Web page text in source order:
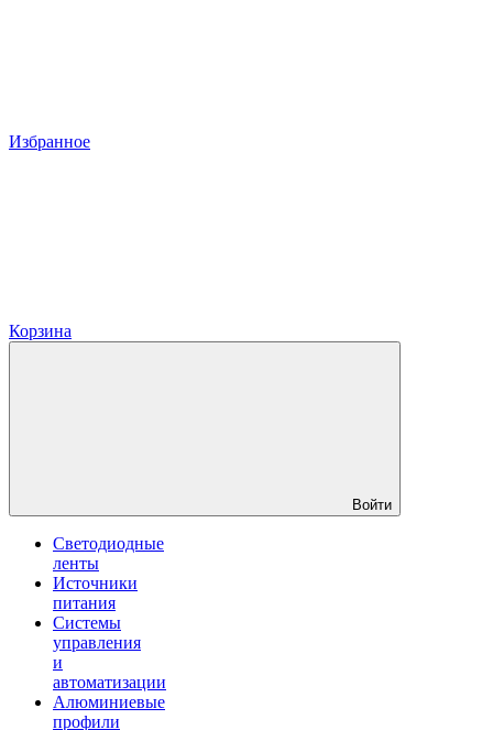
Избранное
Корзина
Войти
Светодиодные
ленты
Источники
питания
Системы
управления
и
автоматизации
Алюминиевые
профили